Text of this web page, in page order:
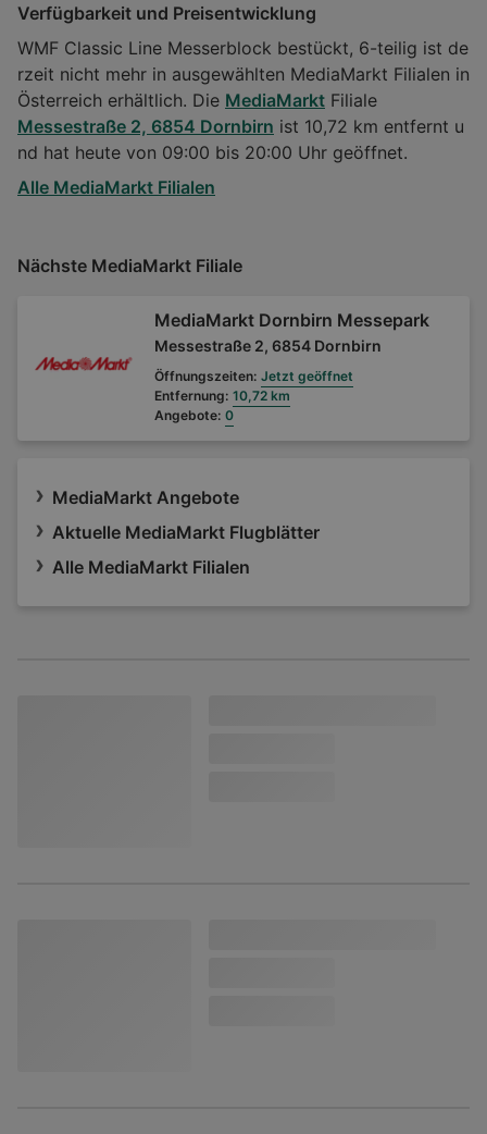
Verfügbarkeit und Preisentwicklung
WMF Classic Line Messerblock bestückt, 6-teilig ist de
rzeit nicht mehr in ausgewählten MediaMarkt Filialen in
Österreich erhältlich. Die MediaMarkt Filiale
Messestraße 2, 6854 Dornbirn ist 10,72 km entfernt u
nd hat heute von 09:00 bis 20:00 Uhr geöffnet.
Alle MediaMarkt Filialen
Nächste MediaMarkt Filiale
MediaMarkt Dornbirn Messepark
Messestraße 2, 6854 Dornbirn
Öffnungszeiten: Jetzt geöffnet
Entfernung: 10,72 km
Angebote: 0
MediaMarkt Angebote
Aktuelle MediaMarkt Flugblätter
Alle MediaMarkt Filialen